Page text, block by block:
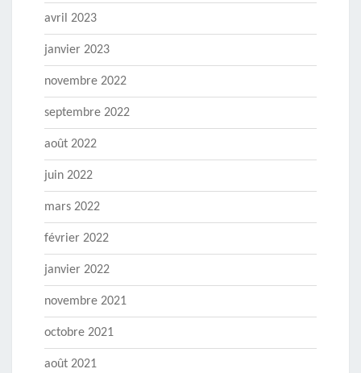
avril 2023
janvier 2023
novembre 2022
septembre 2022
août 2022
juin 2022
mars 2022
février 2022
janvier 2022
novembre 2021
octobre 2021
août 2021